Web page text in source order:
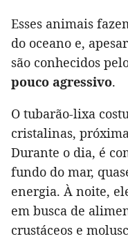
Esses animais
do oceano e,
são conhecidos
pouco agressivo.
O tubarão-lixa
cristalinas,
Durante o dia, é
fundo do mar,
energia. À noite,
em busca de
crustáceos e